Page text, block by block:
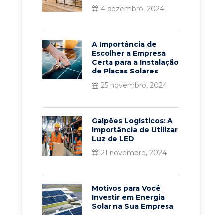
4 dezembro, 2024
A Importância de
Escolher a Empresa
Certa para a Instalação
de Placas Solares
25 novembro, 2024
Galpões Logísticos: A
Importância de Utilizar
Luz de LED
21 novembro, 2024
Motivos para Você
Investir em Energia
Solar na Sua Empresa